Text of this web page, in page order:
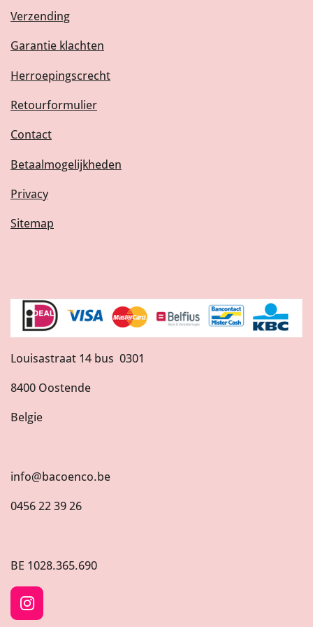
Verzending
Garantie klachten
Herroepingscrecht
Retourformulier
Contact
Betaalmogelijkheden
Privacy
Sitemap
Louisastraat 14 bus 0301
8400 Oostende
Belgie
info@bacoenco.be
0456 22 39 26
BE 1028.365.690
I